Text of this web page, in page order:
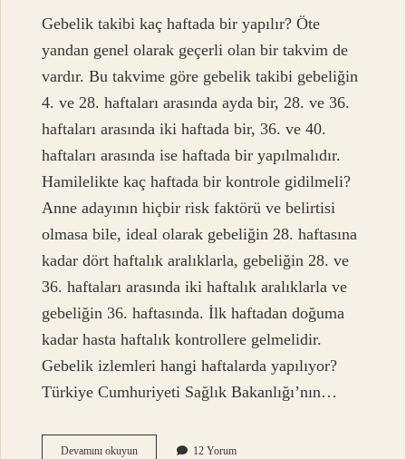
Gebelik takibi kaç haftada bir yapılır? Öte
yandan genel olarak geçerli olan bir takvim de
vardır. Bu takvime göre gebelik takibi gebeliğin
4. ve 28. haftaları arasında ayda bir, 28. ve 36.
haftaları arasında iki haftada bir, 36. ve 40.
haftaları arasında ise haftada bir yapılmalıdır.
Hamilelikte kaç haftada bir kontrole gidilmeli?
Anne adayının hiçbir risk faktörü ve belirtisi
olmasa bile, ideal olarak gebeliğin 28. haftasına
kadar dört haftalık aralıklarla, gebeliğin 28. ve
36. haftaları arasında iki haftalık aralıklarla ve
gebeliğin 36. haftasında. İlk haftadan doğuma
kadar hasta haftalık kontrollere gelmelidir.
Gebelik izlemleri hangi haftalarda yapılıyor?
Türkiye Cumhuriyeti Sağlık Bakanlığı’nın…
Devamını okuyunGebelik
12 Yorum